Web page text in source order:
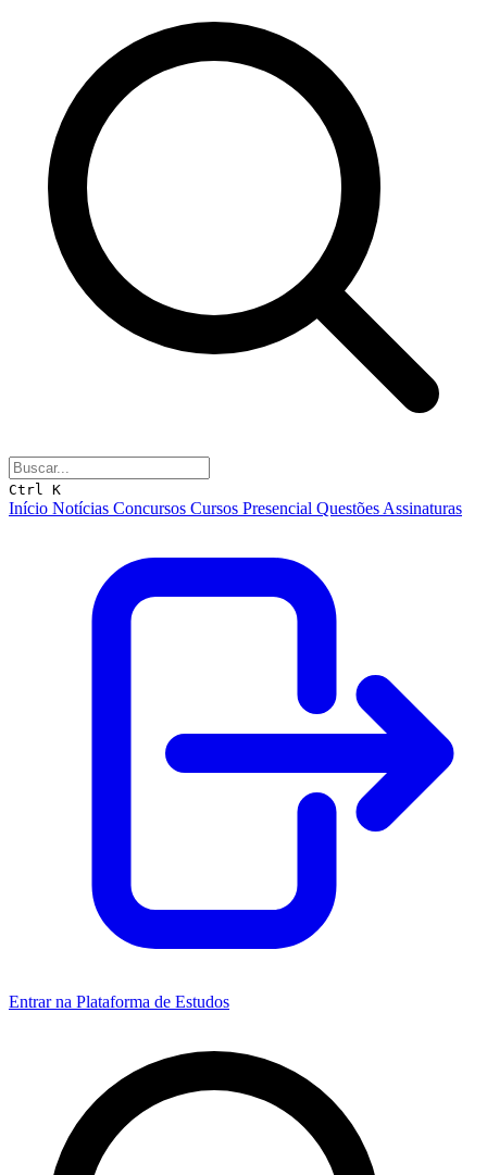
Ctrl K
Início Notícias Concursos Cursos Presencial Questões Assinaturas
Entrar na Plataforma de Estudos